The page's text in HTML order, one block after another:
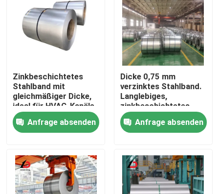
Zinkbeschichtetes
Stahlband mit
gleichmäßiger Dicke,
ideal für HVAC-Kanäle,
Dachmaterialien und
industrielle
Anwendungen
Anfrage absenden
Dicke 0,75 mm
verzinktes Stahlband.
Langlebiges,
zinkbeschichtetes
Stahlband, konzipiert
für Industrie- und
Landwirtschaftsgeräte.
Anfrage absenden